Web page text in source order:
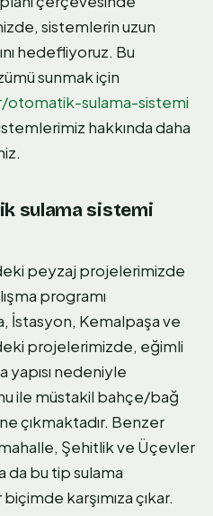
sistemlerin uzun
hedefliyoruz. Bu
sunmak için
otomatik-sulama-sistemi
hakkında daha
sulama sistemi
peyzaj projelerimizde
programı
İstasyon, Kemalpaşa ve
projelerimizde, eğimli
yapısı nedeniyle
ile müstakil bahçe/bağ
çıkmaktadır. Benzer
Şehitlik ve Üçevler
da bu tip sulama
karşımıza çıkar.